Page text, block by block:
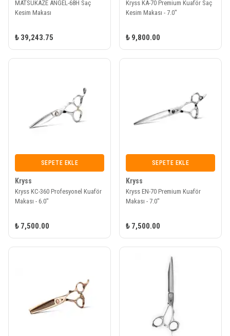
MATSUKAZE ANGEL-68H Saç
Kesim Makası
₺ 39,243.75
Kryss KA-70 Premium Kuaför Saç
Kesim Makası - 7.0"
₺ 9,800.00
SEPETE EKLE
Kryss
Kryss KC-360 Profesyonel Kuaför
Makası - 6.0"
₺ 7,500.00
SEPETE EKLE
Kryss
Kryss EN-70 Premium Kuaför
Makası - 7.0"
₺ 7,500.00